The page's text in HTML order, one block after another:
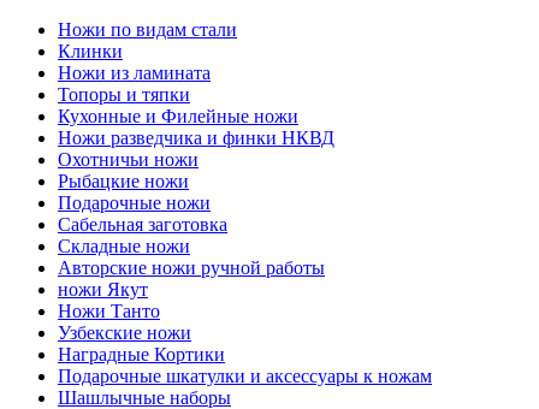
Ножи по видам стали
Клинки
Ножи из ламината
Топоры и тяпки
Кухонные и Филейные ножи
Ножи разведчика и финки НКВД
Охотничьи ножи
Рыбацкие ножи
Подарочные ножи
Сабельная заготовка
Складные ножи
Авторские ножи ручной работы
ножи Якут
Ножи Танто
Узбекские ножи
Наградные Кортики
Подарочные шкатулки и аксессуары к ножам
Шашлычные наборы